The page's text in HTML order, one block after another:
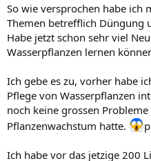
So wie versprochen habe ich
Themen betrefflich Düngung
Habe jetzt schon sehr viel
Wasserpflanzen lernen
Ich gebe es zu, vorher habe
Pflege von Wasserpflanzen
noch keine grossen
Pflanzenwachstum hatte.
Ich habe vor das jetzige 200